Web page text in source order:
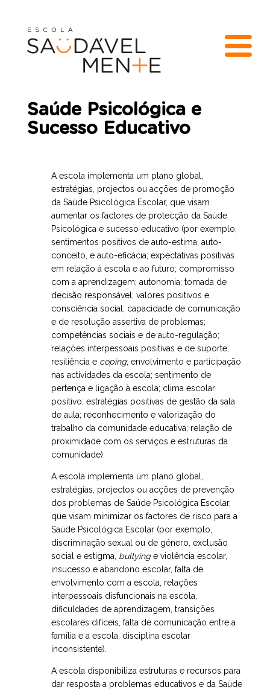
Saúde Psicológica e
Sucesso Educativo
A escola implementa um plano global,
estratégias, projectos ou acções de promoção
da Saúde Psicológica Escolar, que visam
aumentar os factores de protecção da Saúde
Psicológica e sucesso educativo (por exemplo,
sentimentos positivos de auto-estima, auto-
conceito, e auto-eficácia; expectativas positivas
em relação à escola e ao futuro; compromisso
com a aprendizagem; autonomia; tomada de
decisão responsável; valores positivos e
consciência social; capacidade de comunicação
e de resolução assertiva de problemas;
competências sociais e de auto-regulação;
relações interpessoais positivas e de suporte;
resiliência e coping; envolvimento e participação
nas actividades da escola; sentimento de
pertença e ligação à escola; clima escolar
positivo; estratégias positivas de gestão da sala
de aula; reconhecimento e valorização do
trabalho da comunidade educativa; relação de
proximidade com os serviços e estruturas da
comunidade).
A escola implementa um plano global,
estratégias, projectos ou acções de prevenção
dos problemas de Saúde Psicológica Escolar,
que visam minimizar os factores de risco para a
Saúde Psicológica Escolar (por exemplo,
discriminação sexual ou de género, exclusão
social e estigma, bullyinge violência escolar,
insucesso e abandono escolar, falta de
envolvimento com a escola, relações
interpessoais disfuncionais na escola,
dificuldades de aprendizagem, transições
escolares difíceis, falta de comunicação entre a
família e a escola, disciplina escolar
inconsistente).
A escola disponibiliza estruturas e recursos para
dar resposta a problemas educativos e da Saúde